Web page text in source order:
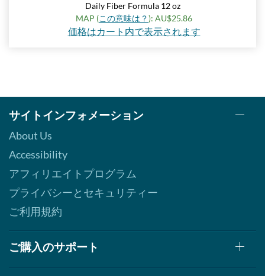
Daily Fiber Formula 12 oz
MAP (この意味は？): AU$25.86
価格はカート内で表示されます
サイトインフォメーション
About Us
Accessibility
アフィリエイトプログラム
プライバシーとセキュリティー
ご利用規約
ご購入のサポート